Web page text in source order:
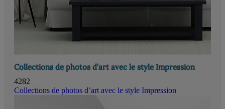
Collections de photos d’art avec le style Impression
4282
Collections de photos d’art avec le style Impression